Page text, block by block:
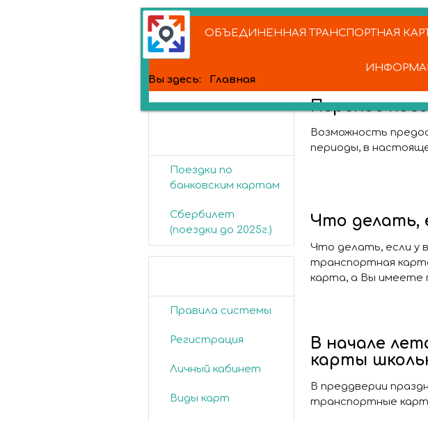
ОБЪЕДИНЕННАЯ ТРАНСПОРТНАЯ
Вы здесь: Главная
Поездки по
банковским картам
Сбербилет
(поездки до 2025г.)
Правила системы
Регистрация
Личный кабинет
Виды карт
Перенос
Возможность
периоды, в
Что делать,
Что делать, если у
транспортная
карта, а Вы имеете
В начале
карты
В преддверии
транспортные